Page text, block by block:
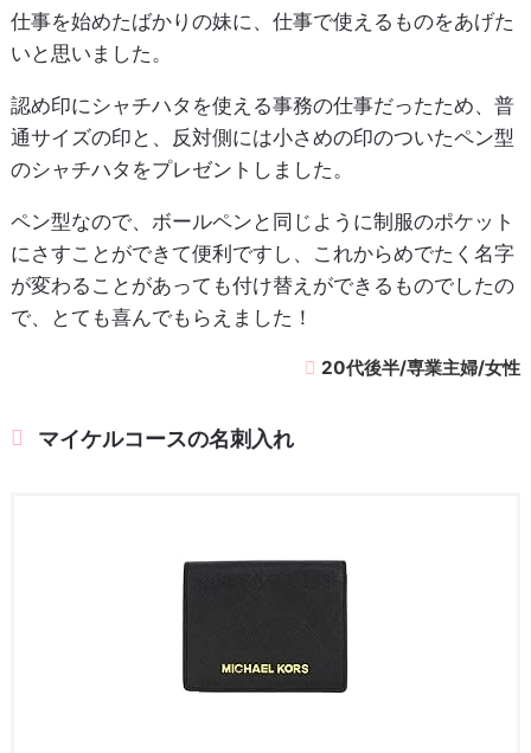
仕事を始めたばかりの妹に、仕事で使えるものをあげた
いと思いました。
認め印にシャチハタを使える事務の仕事だったため、普
通サイズの印と、反対側には小さめの印のついたペン型
のシャチハタをプレゼントしました。
ペン型なので、ボールペンと同じように制服のポケット
にさすことができて便利ですし、これからめでたく名字
が変わることがあっても付け替えができるものでしたの
で、とても喜んでもらえました！
20代後半/専業主婦/女性
マイケルコースの名刺入れ